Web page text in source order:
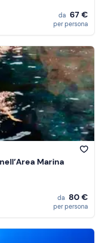
da 67 €
per persona
Marina
da 80 €
per persona